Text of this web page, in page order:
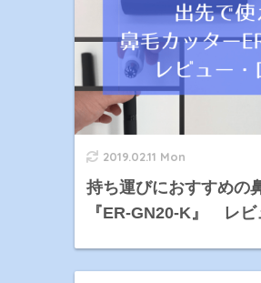
2019.02.11 Mon
持ち運びにおすすめの
『ER-GN20-K』 レビ